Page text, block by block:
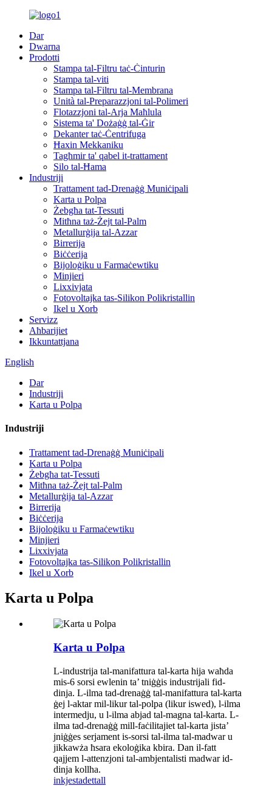
Dar
Dwarna
Prodotti
Stampa tal-Filtru taċ-Ċinturin
Stampa tal-viti
Stampa tal-Filtru tal-Membrana
Unità tal-Preparazzjoni tal-Polimeri
Flotazzjoni tal-Arja Maħlula
Sistema ta' Dożaġġ tal-Ġir
Dekanter taċ-Ċentrifuga
Ħaxin Mekkaniku
Tagħmir ta' qabel it-trattament
Silo tal-Ħama
Industriji
Trattament tad-Drenaġġ Muniċipali
Karta u Polpa
Żebgħa tat-Tessuti
Mitħna taż-Żejt tal-Palm
Metallurġija tal-Azzar
Birrerija
Biċċerija
Bijoloġiku u Farmaċewtiku
Minjieri
Lixxivjata
Fotovoltajka tas-Silikon Polikristallin
Ikel u Xorb
Servizz
Aħbarijiet
Ikkuntattjana
English
Dar
Industriji
Karta u Polpa
Industriji
Trattament tad-Drenaġġ Muniċipali
Karta u Polpa
Żebgħa tat-Tessuti
Mitħna taż-Żejt tal-Palm
Metallurġija tal-Azzar
Birrerija
Biċċerija
Bijoloġiku u Farmaċewtiku
Minjieri
Lixxivjata
Fotovoltajka tas-Silikon Polikristallin
Ikel u Xorb
Karta u Polpa
Karta u Polpa
L-industrija tal-manifattura tal-karta hija waħda
mis-6 sorsi ewlenin ta’ tniġġis industrijali fid-
dinja. L-ilma tad-drenaġġ tal-manifattura tal-karta
ġej l-aktar mil-likur tal-polpa (likur iswed), l-ilma
intermedju, u l-ilma abjad tal-magna tal-karta. L-
ilma tad-drenaġġ mill-faċilitajiet tal-karta jista’
jniġġes serjament is-sorsi tal-ilma tal-madwar u
jikkawża ħsara ekoloġika kbira. Dan il-fatt
qajjem l-attenzjoni tal-ambjentalisti madwar id-
dinja kollha.
inkjestadettall